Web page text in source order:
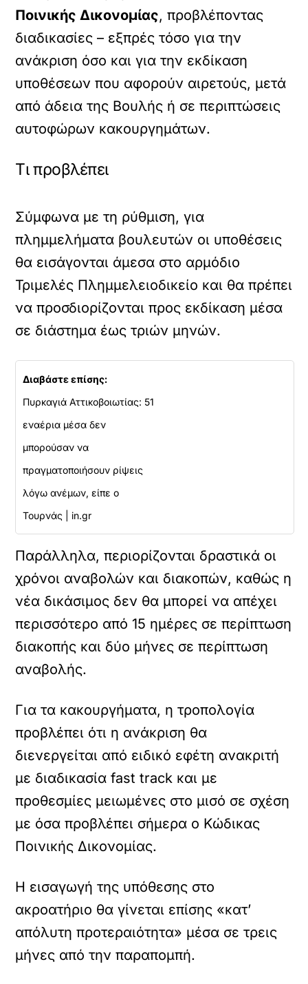
Ποινικής Δικονομίας, προβλέποντας
διαδικασίες – εξπρές τόσο για την
ανάκριση όσο και για την εκδίκαση
υποθέσεων που αφορούν αιρετούς, μετά
από άδεια της Βουλής ή σε περιπτώσεις
αυτοφώρων κακουργημάτων.
Τι προβλέπει
Σύμφωνα με τη ρύθμιση, για
πλημμελήματα βουλευτών οι υποθέσεις
θα εισάγονται άμεσα στο αρμόδιο
Τριμελές Πλημμελειοδικείο και θα πρέπει
να προσδιορίζονται προς εκδίκαση μέσα
σε διάστημα έως τριών μηνών.
Διαβάστε επίσης:
Πυρκαγιά Αττικοβοιωτίας: 51
εναέρια μέσα δεν
μπορούσαν να
πραγματοποιήσουν ρίψεις
λόγω ανέμων, είπε ο
Τουρνάς | in.gr
Παράλληλα, περιορίζονται δραστικά οι
χρόνοι αναβολών και διακοπών, καθώς η
νέα δικάσιμος δεν θα μπορεί να απέχει
περισσότερο από 15 ημέρες σε περίπτωση
διακοπής και δύο μήνες σε περίπτωση
αναβολής.
Για τα κακουργήματα, η τροπολογία
προβλέπει ότι η ανάκριση θα
διενεργείται από ειδικό εφέτη ανακριτή
με διαδικασία fast track και με
προθεσμίες μειωμένες στο μισό σε σχέση
με όσα προβλέπει σήμερα ο Κώδικας
Ποινικής Δικονομίας.
Η εισαγωγή της υπόθεσης στο
ακροατήριο θα γίνεται επίσης «κατ’
απόλυτη προτεραιότητα» μέσα σε τρεις
μήνες από την παραπομπή.